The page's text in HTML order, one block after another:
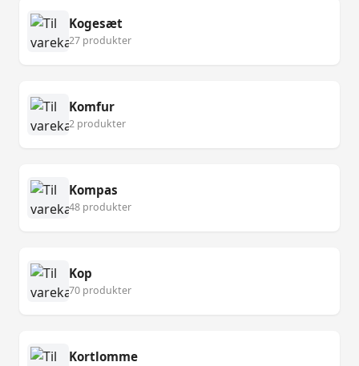
Kogesæt
27 produkter
Komfur
2 produkter
Kompas
48 produkter
Kop
70 produkter
Kortlomme